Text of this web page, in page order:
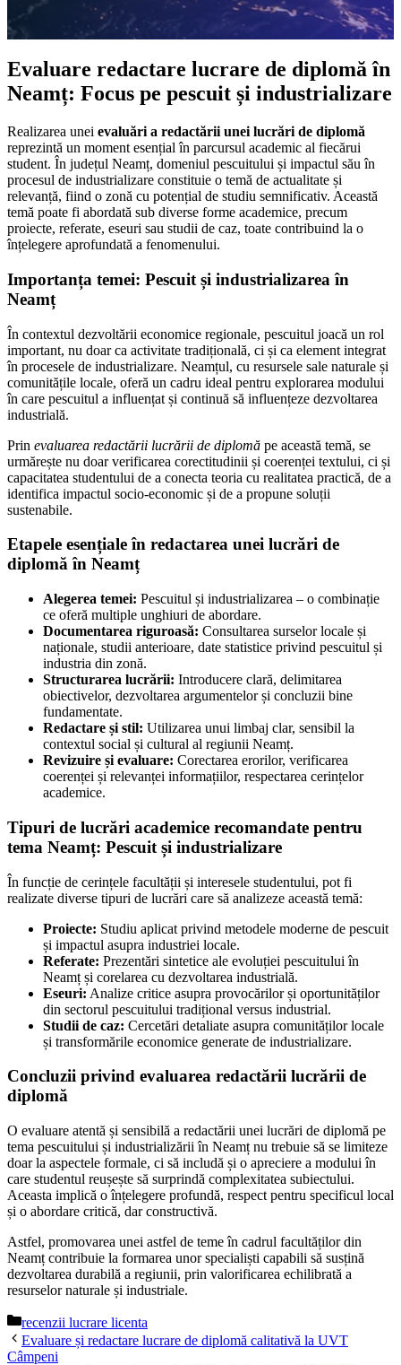
Evaluare redactare lucrare de diplomă în
Neamț: Focus pe pescuit și industrializare
Realizarea unei evaluări a redactării unei lucrări de diplomă
reprezintă un moment esențial în parcursul academic al fiecărui
student. În județul Neamț, domeniul pescuitului și impactul său în
procesul de industrializare constituie o temă de actualitate și
relevanță, fiind o zonă cu potențial de studiu semnificativ. Această
temă poate fi abordată sub diverse forme academice, precum
proiecte, referate, eseuri sau studii de caz, toate contribuind la o
înțelegere aprofundată a fenomenului.
Importanța temei: Pescuit și industrializarea în
Neamț
În contextul dezvoltării economice regionale, pescuitul joacă un rol
important, nu doar ca activitate tradițională, ci și ca element integrat
în procesele de industrializare. Neamțul, cu resursele sale naturale și
comunitățile locale, oferă un cadru ideal pentru explorarea modului
în care pescuitul a influențat și continuă să influențeze dezvoltarea
industrială.
Prin evaluarea redactării lucrării de diplomă pe această temă, se
urmărește nu doar verificarea corectitudinii și coerenței textului, ci și
capacitatea studentului de a conecta teoria cu realitatea practică, de a
identifica impactul socio-economic și de a propune soluții
sustenabile.
Etapele esențiale în redactarea unei lucrări de
diplomă în Neamț
Alegerea temei: Pescuitul și industrializarea – o combinație
ce oferă multiple unghiuri de abordare.
Documentarea riguroasă: Consultarea surselor locale și
naționale, studii anterioare, date statistice privind pescuitul și
industria din zonă.
Structurarea lucrării: Introducere clară, delimitarea
obiectivelor, dezvoltarea argumentelor și concluzii bine
fundamentate.
Redactare și stil: Utilizarea unui limbaj clar, sensibil la
contextul social și cultural al regiunii Neamț.
Revizuire și evaluare: Corectarea erorilor, verificarea
coerenței și relevanței informațiilor, respectarea cerințelor
academice.
Tipuri de lucrări academice recomandate pentru
tema Neamț: Pescuit și industrializare
În funcție de cerințele facultății și interesele studentului, pot fi
realizate diverse tipuri de lucrări care să analizeze această temă:
Proiecte: Studiu aplicat privind metodele moderne de pescuit
și impactul asupra industriei locale.
Referate: Prezentări sintetice ale evoluției pescuitului în
Neamț și corelarea cu dezvoltarea industrială.
Eseuri: Analize critice asupra provocărilor și oportunităților
din sectorul pescuitului tradițional versus industrial.
Studii de caz: Cercetări detaliate asupra comunităților locale
și transformările economice generate de industrializare.
Concluzii privind evaluarea redactării lucrării de
diplomă
O evaluare atentă și sensibilă a redactării unei lucrări de diplomă pe
tema pescuitului și industrializării în Neamț nu trebuie să se limiteze
doar la aspectele formale, ci să includă și o apreciere a modului în
care studentul reușește să surprindă complexitatea subiectului.
Aceasta implică o înțelegere profundă, respect pentru specificul local
și o abordare critică, dar constructivă.
Astfel, promovarea unei astfel de teme în cadrul facultăților din
Neamț contribuie la formarea unor specialiști capabili să susțină
dezvoltarea durabilă a regiunii, prin valorificarea echilibrată a
resurselor naturale și industriale.
Categorii
recenzii lucrare licenta
Evaluare și redactare lucrare de diplomă calitativă la UVT
Câmpeni